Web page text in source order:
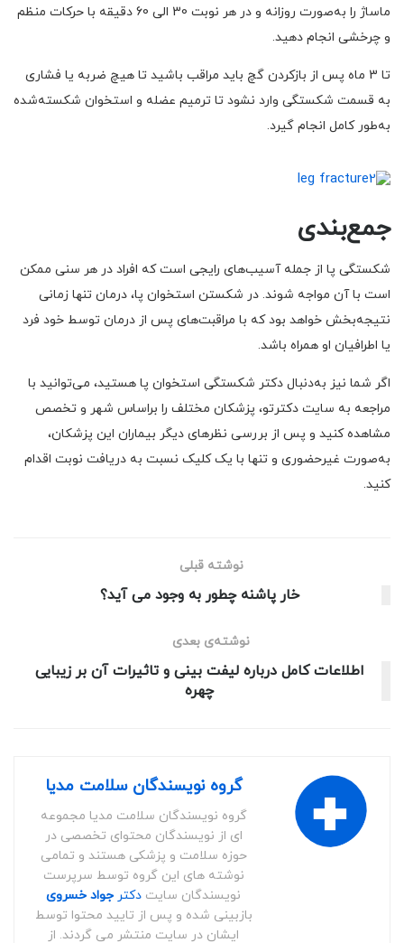
ماساژ را به‌صورت روزانه و در هر نوبت 30 الی 60 دقیقه با حرکات منظم
و چرخشی انجام دهید.
تا 3 ماه پس از بازکردن گچ باید مراقب باشید تا هیچ ضربه یا فشاری
به قسمت شکستگی وارد نشود تا ترمیم عضله و استخوان شکسته‌شده
به‌طور کامل انجام گیرد.
جمع‌بندی
شکستگی پا از جمله آسیب‌های رایجی است که افراد در هر سنی ممکن
است با آن مواجه شوند. در شکستن استخوان پا، درمان تنها زمانی
نتیجه‌بخش خواهد بود که با مراقبت‌های پس از درمان توسط خود فرد
یا اطرافیان او همراه باشد.
اگر شما نیز به‌دنبال دکتر شکستگی استخوان پا هستید، می‌توانید با
مراجعه به سایت دکترتو، پزشکان مختلف را براساس شهر و تخصص
مشاهده کنید و پس از بررسی نظرهای دیگر بیماران این پزشکان،
به‌صورت غیرحضوری و تنها با یک کلیک نسبت به دریافت نوبت اقدام
کنید.
نوشته قبلی
خار پاشنه چطور به وجود می آید؟
نوشته‌ی بعدی
اطلاعات کامل درباره لیفت بینی و تاثیرات آن بر زیبایی
چهره
گروه نویسندگان سلامت مدیا
گروه نویسندگان سلامت مدیا مجموعه
ای از نویسندگان محتوای تخصصی در
حوزه سلامت و پزشکی هستند و تمامی
نوشته های این گروه توسط سرپرست
نویسندگان سایت دکتر جواد خسروی
بازبینی شده و پس از تایید محتوا توسط
ایشان در سایت منتشر می گردند. از